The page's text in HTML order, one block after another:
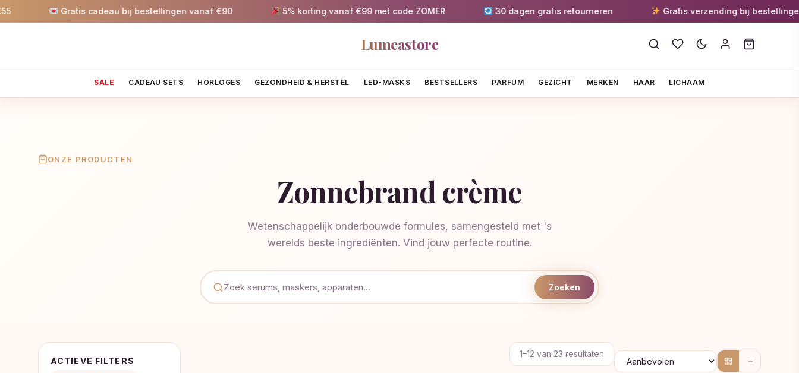
Gratis cadeau bij bestellingen vanaf €90 5% korting vanaf €99 met code ZOMER 30 dagen gratis retourneren Gratis verzending bij bestellingen
Lumeastore
SALE CADEAU SETS HORLOGES GEZONDHEID & HERSTEL LED-MASKS BESTSELLERS PARFUM GEZICHT MERKEN HAAR LICHAAM
ONZE PRODUCTEN
Zonnebrand crème
Wetenschappelijk onderbouwde formules, samengesteld met 's
werelds beste ingrediënten. Vind jouw perfecte routine.
Zoeken
ACTIEVE FILTERS
1–12 van 23 resultaten Gesorteerd
op